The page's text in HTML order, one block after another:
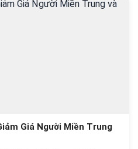
Giá Người Miền Trung